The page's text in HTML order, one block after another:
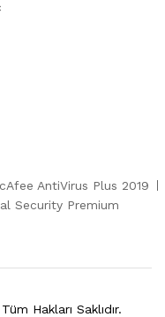
AntiVirus Plus 2019
Security Premium
Tüm Hakları Saklıdır.